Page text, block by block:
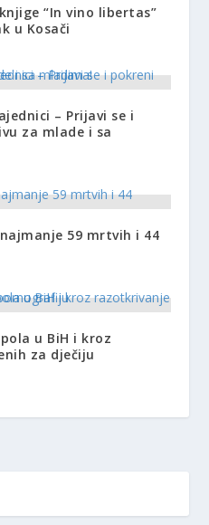
“In vino libertas”
u Kosači
– Prijavi se i
za mlade i sa
59 mrtvih i 44
u BiH i kroz
za dječiju